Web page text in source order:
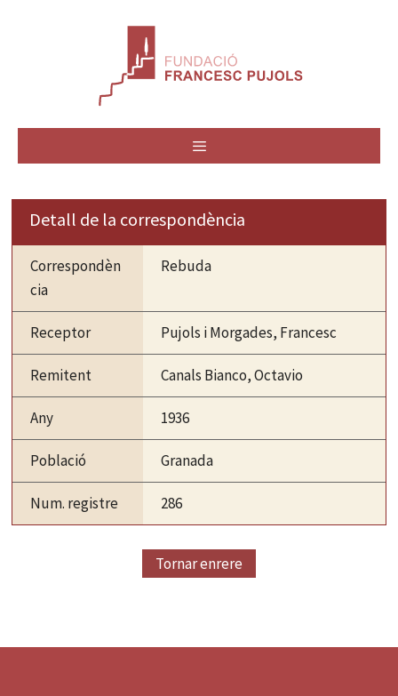
Detall de la correspondència
Correspondèn
cia
Rebuda
Receptor Pujols i Morgades, Francesc
Remitent Canals Bianco, Octavio
Any 1936
Població Granada
Num. registre 286
Tornar enrere